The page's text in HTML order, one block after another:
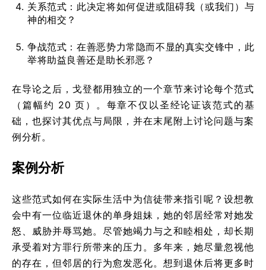
关系范式：此决定将如何促进或阻碍我（或我们）与
神的相交？
争战范式：在善恶势力常隐而不显的真实交锋中，此
举将助益良善还是助长邪恶？
在导论之后，戈登都用独立的一个章节来讨论每个范式
（篇幅约 20 页）。每章不仅以圣经论证该范式的基
础，也探讨其优点与局限，并在末尾附上讨论问题与案
例分析。
案例分析
这些范式如何在实际生活中为信徒带来指引呢？设想教
会中有一位临近退休的单身姐妹，她的邻居经常对她发
怒、威胁并辱骂她。尽管她竭力与之和睦相处，却长期
承受着对方罪行所带来的压力。多年来，她尽量忽视他
的存在，但邻居的行为愈发恶化。想到退休后将更多时